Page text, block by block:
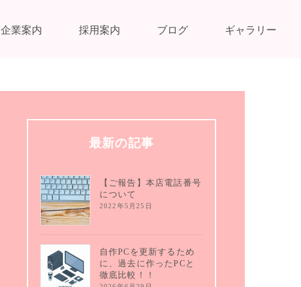
企業案内 採用案内 ブログ ギャラリー
最新の記事
【ご報告】本店電話番号
について
2022年5月25日
自作PCを更新するため
に、過去に作ったPCと
徹底比較！！